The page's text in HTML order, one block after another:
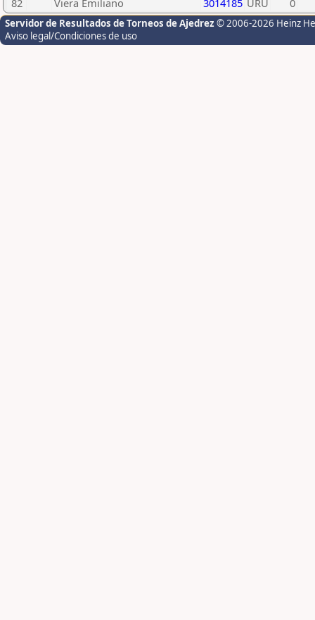
82 Viera Emiliano 3014185 URU 0
Servidor de Resultados de Torneos de Ajedrez © 2006-2026 Heinz
Aviso legal/Condiciones de uso